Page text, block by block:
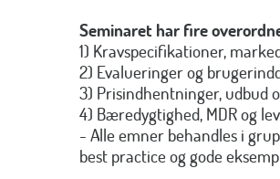
Seminaret har fire
1) Kravspecifikationer,
2) Evalueringer og
3) Prisindhentninger, udbud
4) Bæredygtighed, MDR og
- Alle emner behandles i
best practice og gode